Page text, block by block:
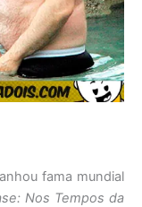
fama mundial
Nos Tempos da